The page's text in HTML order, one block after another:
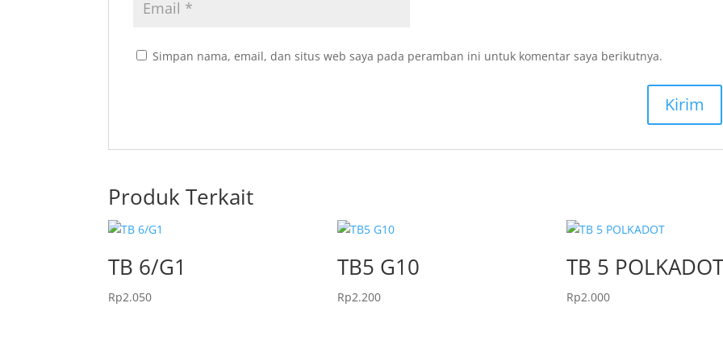
Simpan nama, email, dan situs web saya pada peramban ini untuk komentar saya berikutnya.
Produk Terkait
TB 6/G1
Rp2.050
TB5 G10
Rp2.200
TB 5 POLKADOT
Rp2.000